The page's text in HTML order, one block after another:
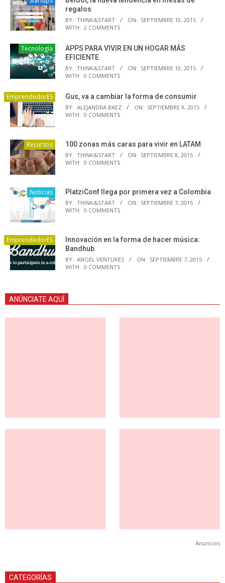
regalos
BY: THINK&START ON: SEPTIEMBRE 10, 2015
WITH: 2 COMMENTS
Tecnología
APPS PARA VIVIR EN UN HOGAR MÁS
EFICIENTE
BY: THINK&START ON: SEPTIEMBRE 10, 2015
WITH: 0 COMMENTS
EmprendedorES Gus, va a cambiar la forma de consumir
BY: ALEJANDRA BAEZ ON: SEPTIEMBRE 9, 2015
WITH: 0 COMMENTS
Recursos 100 zonas más caras para vivir en LATAM
BY: THINK&START ON: SEPTIEMBRE 8, 2015
WITH: 0 COMMENTS
Noticias PlatziConf llega por primera vez a Colombia
BY: THINK&START ON: SEPTIEMBRE 7, 2015
WITH: 0 COMMENTS
EmprendedorES
Innovación en la forma de hacer música:
Bandhub
BY: ANGEL VENTURES ON: SEPTIEMBRE 7, 2015
WITH: 0 COMMENTS
ANÚNCIATE AQUÍ
Anuncios
CATEGORÍAS